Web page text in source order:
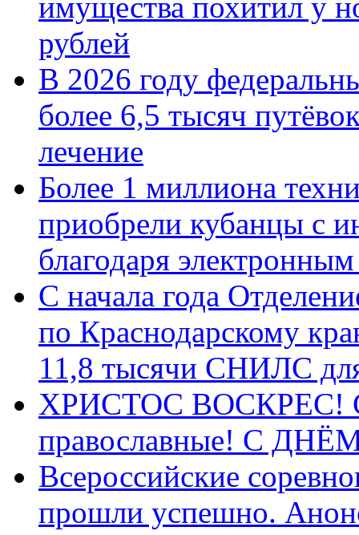
рублей
В 2026 году
более 6,5 тысяч
лечение
Более 1 миллиона
приобрели кубанцы с
благодаря
С начала года
по Краснодарскому
11,8 тысячи СНИЛС
ХРИСТОС ВОСКРЕС! С
православные! C
Всероссийские
прошли успешно.